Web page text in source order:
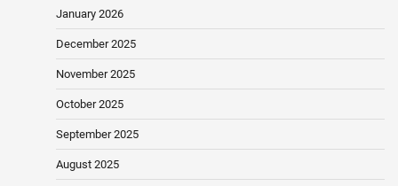
January 2026
December 2025
November 2025
October 2025
September 2025
August 2025